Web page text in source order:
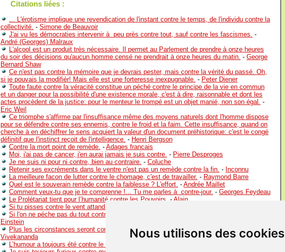
Nous utilisons des cookies
Citations liées :
... L'érotisme implique une revendication de l'instant contre le temps, de l'individu contre la
collectivité. - Simone de Beauvoir
J'ai vu les démocraties intervenir à peu près contre tout, sauf contre les fascismes. -
André (Georges) Malraux
L'alcool est un produit très nécessaire. Il permet au Parlement de prendre à onze heures
du soir des décisions qu'aucun homme censé ne prendrait à onze heures du matin. - George
Bernard Shaw
Ce n'est pas contre la mémoire que je devrais pester, mais contre la vérité du passé. Oh,
si je pouvais la modifiér! Mais elle est une forteresse inexpugnable. - Peter Diener
Toute faute contre la véracité constitue un péché contre le principe de la vie en commun
et un danger pour la possibilité d'une existence morale, c'est à dire, raisonnable et dont les
actes procèdent de la justice: pour le menteur le trompé est un objet manié, non son égal. -
Eric Weil
Ce triomphe s'affirme par l'insuffisance même des moyens naturels dont l'homme dispose
pour se défendre contre ses ennemis, contre le froid et la faim. Cette insuffisance, quand on
cherche à en déchiffrer le sens acquiert la valeur d'un document préhistorique: c'est le congé
définitif que l'instinct reçoit de l'intelligence. - Henri Bergson
Contre la mort point de remède. - Adages francais
Moi, j'ai pas de cancer, j'en aurai jamais je suis contre. - Pierre Desproges
Je ne suis ni pour ni contre, bien au contraire. - Coluche
Retenir ses excréments dans le ventre n'est pas un remède contre la fin. - Inconnu
La meilleure facon de lutter contre le chomage, c'est de travailler. - Raymond Barre
Quel est le souverain remède contre la faiblesse ? L'effort. - Andrée Maillet
Comment veux-tu que je te comprenne !... Tu me parles à contre-jour. - Georges Feydeau
Le Prolétariat tient pour l’humanité contre les Pouvoirs. - Alain
Si tu pisses contre le vent attand toi à un retour violant.
Si l'on ne péche pas du tout contre la raison, on n'arrive généralement à rien.
Einstein
Plus les circonstances seront contre toi, plus ta force intérieure sera éclatante.
-Swami
Vivekananda
L’humour a toujours été contre le pouvoir, quel que soit le régime.